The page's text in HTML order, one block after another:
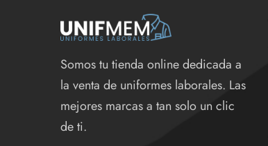
Somos tu tienda online dedicada a
la venta de uniformes laborales. Las
mejores marcas a tan solo un clic
de ti.